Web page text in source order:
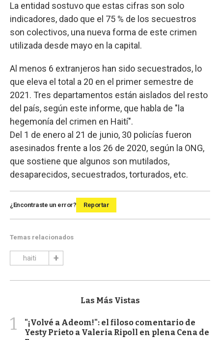
La entidad sostuvo que estas cifras son solo
indicadores, dado que el 75 % de los secuestros
son colectivos, una nueva forma de este crimen
utilizada desde mayo en la capital.
Al menos 6 extranjeros han sido secuestrados, lo
que eleva el total a 20 en el primer semestre de
2021. Tres departamentos están aislados del resto
del país, según este informe, que habla de "la
hegemonía del crimen en Haití".
Del 1 de enero al 21 de junio, 30 policías fueron
asesinados frente a los 26 de 2020, según la ONG,
que sostiene que algunos son mutilados,
desaparecidos, secuestrados, torturados, etc.
¿Encontraste un error? Reportar
Temas relacionados
haiti
Las Más Vistas
1
"¡Volvé a Adeom!": el filoso comentario de
Yesty Prieto a Valeria Ripoll en plena Cena de